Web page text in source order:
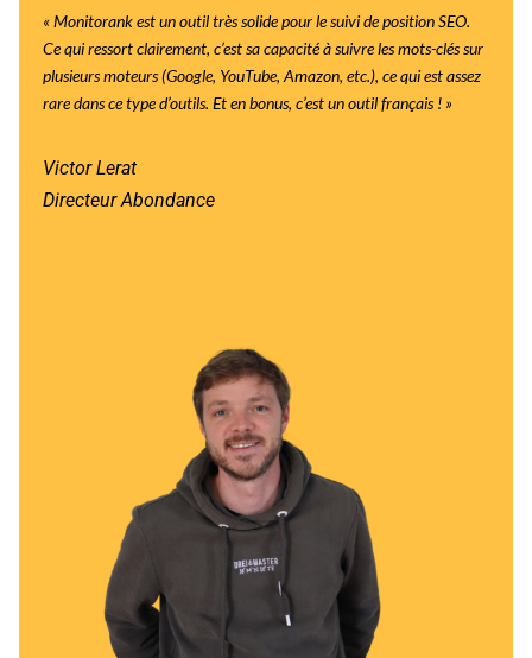
« Monitorank est un outil très solide pour le suivi de position SEO.
Ce qui ressort clairement, c’est sa capacité à suivre les mots-clés sur
plusieurs moteurs (Google, YouTube, Amazon, etc.), ce qui est assez
rare dans ce type d’outils. Et en bonus, c’est un outil français ! »
Victor Lerat
Directeur Abondance